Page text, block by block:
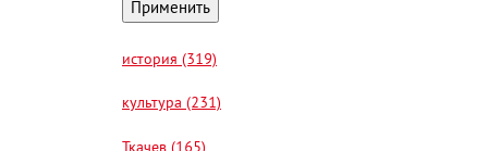
история (319)
культура (231)
Ткачев (165)